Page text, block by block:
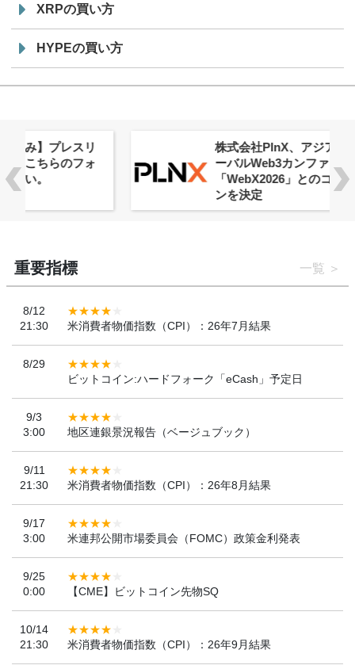
XRPの買い方
HYPEの買い方
株式会社PlnX、アジア最大級のグロ
ーバルWeb3カンファレンス
「WebX2026」とのコラボレーショ
重要指標 一覧
8/12
21:30
米消費者物価指数（CPI）：26年7月結果
8/29
ビットコイン:ハードフォーク「eCash」予定日
9/3
3:00
地区連銀景況報告（ベージュブック）
9/11
21:30
米消費者物価指数（CPI）：26年8月結果
9/17
3:00
米連邦公開市場委員会（FOMC）政策金利発表
9/25
0:00
【CME】ビットコイン先物SQ
10/14
21:30
米消費者物価指数（CPI）：26年9月結果